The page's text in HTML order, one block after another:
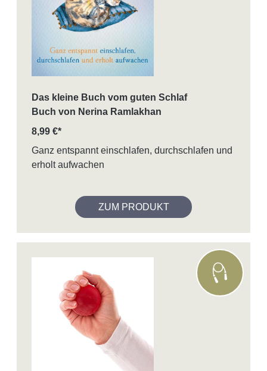
Das kleine Buch vom guten Schlaf
Buch von Nerina Ramlakhan
8,99 €*
Ganz entspannt einschlafen, durchschlafen und
erholt aufwachen
ZUM PRODUKT